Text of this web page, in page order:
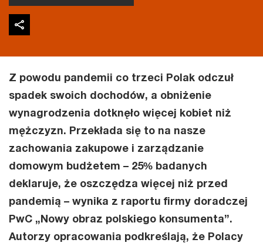
Z powodu pandemii co trzeci Polak odczuł
spadek swoich dochodów, a obniżenie
wynagrodzenia dotknęło więcej kobiet niż
mężczyzn. Przekłada się to na nasze
zachowania zakupowe i zarządzanie
domowym budżetem – 25% badanych
deklaruje, że oszczędza więcej niż przed
pandemią – wynika z raportu firmy doradczej
PwC „Nowy obraz polskiego konsumenta”.
Autorzy opracowania podkreślają, że Polacy